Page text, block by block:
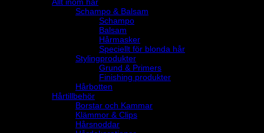
Schampo & Balsam
Schampo
Balsam
Hårmasker
Speciellt för blonda hår
Stylingprodukter
Grund & Primers
Finishing produkter
Hårbotten
Hårtillbehör
Borstar och Kammar
Klämmor & Clips
Hårsnoddar